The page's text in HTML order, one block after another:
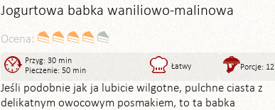
Jogurtowa babka waniliowo-malinowa
Ocena:
Przyg: 30 min
Pieczenie: 50 min
Łatwy Porcje: 12
Jeśli podobnie jak ja lubicie wilgotne, pulchne ciasta z
delikatnym owocowym posmakiem, to ta babka